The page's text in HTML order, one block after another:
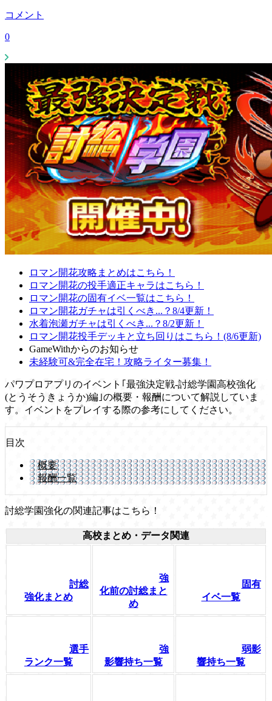
コメント
0
ロマン開花攻略まとめはこちら！
ロマン開花の投手適正キャラはこちら！
ロマン開花の固有イベ一覧はこちら！
ロマン開花ガチャは引くべき...？8/4更新！
水着泡瀬ガチャは引くべき...？8/2更新！
ロマン開花投手デッキと立ち回りはこちら！(8/6更新)
GameWithからのお知らせ
未経験可&完全在宅！攻略ライター募集！
パワプロアプリのイベント｢最強決定戦-討総学園高校強化
(とうそうきょうか)編｣の概要・報酬について解説していま
す。イベントをプレイする際の参考にしてください。
目次
概要
報酬一覧
討総学園強化の関連記事はこちら！
高校まとめ・データ関連
討総
強化まとめ
強
化前の討総まと
め
固有
イベ一覧
選手
ランク一覧
強
影響持ち一覧
弱影
響持ち一覧